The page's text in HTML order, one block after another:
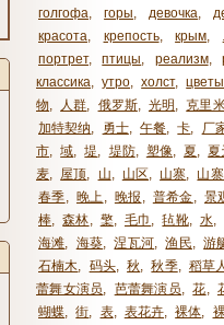
голгофа, горы, девочка,
красота, крепость, крым,
портрет, птицы, реализм,
классика, утро, холст, цветы
物, 人群, 俄罗斯, 光明 , 克里
加特契纳, 勇士, 午餐, 卡,
厂
市, 域, 堤, 堤防, 塑像, 夏, 夏
麦, 屋顶, 山, 山区, 山寨, 山
春季, 晚上, 晚报 , 普希金, 景
棒, 森林, 檠, 毛巾 , 毡靴, 水,
海滩, 海葵, 涅瓦河, 渔民, 游
石楠木, 码头, 秋, 秋季, 稻草
蕾舞女演员, 芭蕾舞演员, 花,
蝴蝶, 街, 表, 表花卉, 裸体,